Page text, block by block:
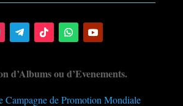
d’Albums ou d’Evenements.
Campagne de Promotion Mondiale